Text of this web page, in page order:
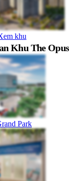
khu
Khu The
Park